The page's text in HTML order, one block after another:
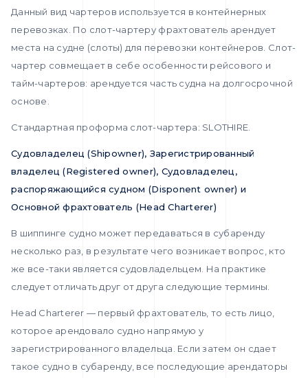
Данный вид чартеров используется в контейнерных
перевозках. По слот-чартеру фрахтователь арендует
места на судне (слоты) для перевозки контейнеров. Слот-
чартер совмещает в себе особенности рейсового и
тайм-чартеров: арендуется часть судна на долгосрочной
основе.
Стандартная проформа слот-чартера: SLOTHIRE.
Судовладелец (Shipowner), Зарегистрированный
владелец (Registered owner), Судовладелец,
распоряжающийся судном (Disponent owner) и
Основной фрахтователь (Head Charterer)
В шиппинге судно может передаваться в субаренду
несколько раз, в результате чего возникает вопрос, кто
же все-таки является судовладельцем. На практике
следует отличать друг от друга следующие термины.
Head Charterer — первый фрахтователь, то есть лицо,
которое арендовало судно напрямую у
зарегистрированного владельца. Если затем он сдает
такое судно в субаренду, все последующие арендаторы